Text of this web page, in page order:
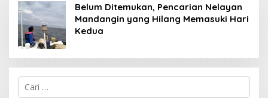
Belum Ditemukan, Pencarian Nelayan
Mandangin yang Hilang Memasuki Hari
Kedua
Cari
untuk: